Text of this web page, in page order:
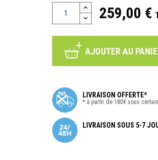
259,00 €
AJOUTER AU
LIVRAISON OFFERTE*
* à partir de 180€ sous
LIVRAISON SOUS 5-7